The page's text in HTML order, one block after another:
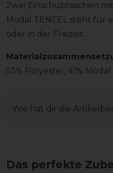
Zwei Einschubtaschen
Modal TENCEL steht für
oder in der Freizeit.
53% Polyester, 41%
Wie hat dir die
Das perfekte